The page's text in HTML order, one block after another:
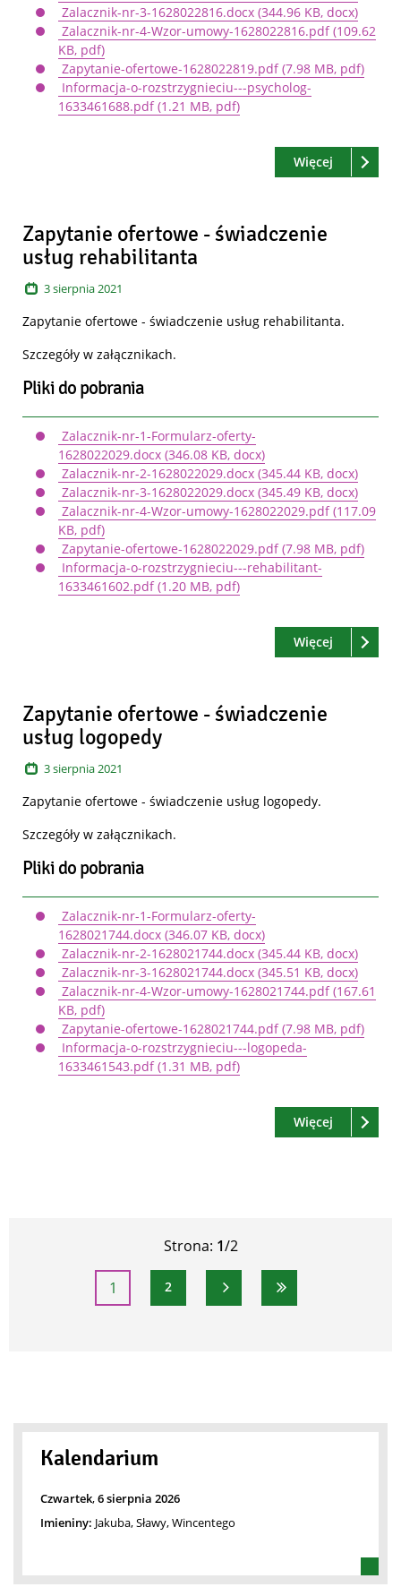
Zalacznik-nr-3-1628022816.docx (344.96 KB, docx)
Zalacznik-nr-4-Wzor-umowy-1628022816.pdf(109.62
KB, pdf)
Zapytanie-ofertowe-1628022819.pdf(7.98 MB, pdf)
Informacja-o-rozstrzygnieciu---psycholog-
1633461688.pdf(1.21 MB, pdf)
Czytaj
Więcej o:
Zapytanie ofertowe - świadczenie
usług rehabilitanta
3sierpnia2021
Zapytanie ofertowe - świadczenie usług rehabilitanta.
Szczegóły w załącznikach.
Pliki do pobrania
Zalacznik-nr-1-Formularz-oferty-
1628022029.docx (346.08 KB, docx)
Zalacznik-nr-2-1628022029.docx (345.44 KB, docx)
Zalacznik-nr-3-1628022029.docx (345.49 KB, docx)
Zalacznik-nr-4-Wzor-umowy-1628022029.pdf(117.09
KB, pdf)
Zapytanie-ofertowe-1628022029.pdf(7.98 MB, pdf)
Informacja-o-rozstrzygnieciu---rehabilitant-
1633461602.pdf(1.20 MB, pdf)
Czytaj
Więcej o:
Zapytanie ofertowe - świadczenie
usług logopedy
3sierpnia2021
Zapytanie ofertowe - świadczenie usług logopedy.
Szczegóły w załącznikach.
Pliki do pobrania
Zalacznik-nr-1-Formularz-oferty-
1628021744.docx (346.07 KB, docx)
Zalacznik-nr-2-1628021744.docx (345.44 KB, docx)
Zalacznik-nr-3-1628021744.docx (345.51 KB, docx)
Zalacznik-nr-4-Wzor-umowy-1628021744.pdf(167.61
KB, pdf)
Zapytanie-ofertowe-1628021744.pdf(7.98 MB, pdf)
Informacja-o-rozstrzygnieciu---logopeda-
1633461543.pdf(1.31 MB, pdf)
Czytaj
Więcej o:
Strona: 1/2
Strona
1 Strona
2
Następna stronaOstatnia strona
Kalendarium
Czwartek,6sierpnia 2026
Imieniny: Jakuba, Sławy, Wincentego